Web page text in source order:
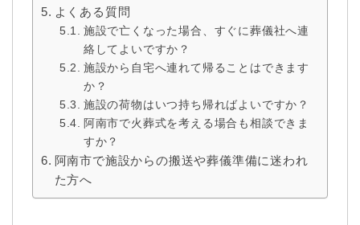
よくある質問
施設で亡くなった場合、すぐに葬儀社へ連
絡してよいですか？
施設から自宅へ連れて帰ることはできます
か？
施設の荷物はいつ持ち帰ればよいですか？
阿南市で火葬式を考える場合も相談できま
すか？
阿南市で施設からの搬送や葬儀準備に迷われ
た方へ